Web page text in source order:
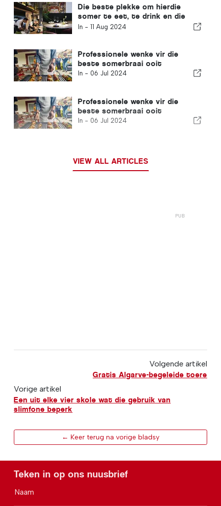
Die beste plekke om hierdie
somer te eet, te drink en die
hitte te ontsnap
In - 11 Aug 2024
Professionele wenke vir die
beste somerbraai ooit
In - 06 Jul 2024
Professionele wenke vir die
beste somerbraai ooit
In - 06 Jul 2024
VIEW ALL ARTICLES
Volgende artikel
Gratis Algarve-begeleide toere
Vorige artikel
Een uit elke vier skole wat die gebruik van
slimfone beperk
← Keer terug na vorige bladsy
Teken in op ons nuusbrief
Naam